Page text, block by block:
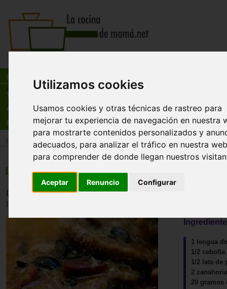
Utilizamos cookies
Usamos cookies y otras técnicas de rastreo para
mejorar tu experiencia de navegación en nuestra
para mostrarte contenidos personalizados y
adecuados, para analizar el tráfico en nuestra
para comprender de donde llegan nuestros
Aceptar Renuncio Configurar
Recetas
Tienda
Actualidad
Registro
Recetas >Carnes y avesBebidas
Lengua de ternera en salsa
Deliciosa lengua de ternera en salsa. Muy rica aunque es
laboriosa, pero lo bueno se hace esperar.
1 lengua
1/2 cebolla
1/2 lata de
2
20 gramos